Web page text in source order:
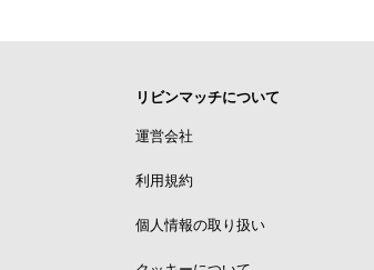
リビンマッチについて
運営会社
利用規約
個人情報の取り扱い